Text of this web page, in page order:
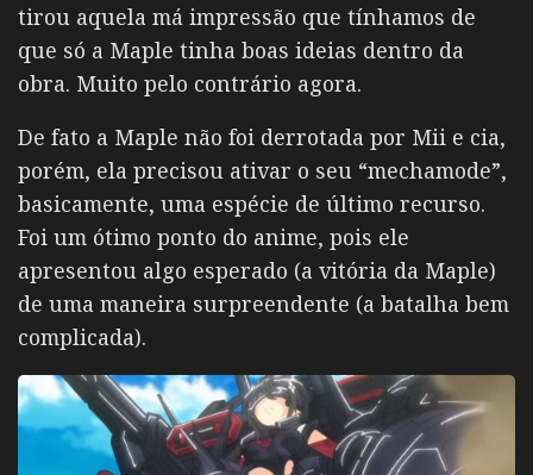
tirou aquela má impressão que tínhamos de
que só a Maple tinha boas ideias dentro da
obra. Muito pelo contrário agora.
De fato a Maple não foi derrotada por Mii e cia,
porém, ela precisou ativar o seu “mechamode”,
basicamente, uma espécie de último recurso.
Foi um ótimo ponto do anime, pois ele
apresentou algo esperado (a vitória da Maple)
de uma maneira surpreendente (a batalha bem
complicada).